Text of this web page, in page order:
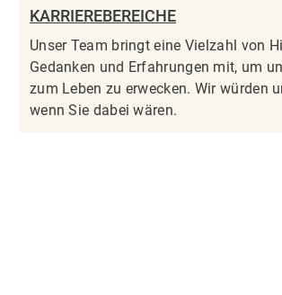
KARRIEREBEREICHE
Unser Team bringt eine Vielzahl von
Gedanken und Erfahrungen mit, um
zum Leben zu erwecken. Wir würden
wenn Sie dabei wären.